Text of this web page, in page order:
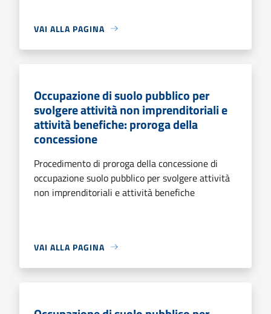
VAI ALLA PAGINA
Occupazione di suolo pubblico per
svolgere attività non imprenditoriali e
attività benefiche: proroga della
concessione
Procedimento di proroga della concessione di
occupazione suolo pubblico per svolgere attività
non imprenditoriali e attività benefiche
VAI ALLA PAGINA